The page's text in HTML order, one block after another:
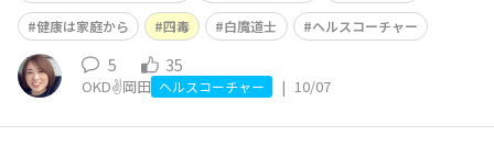
健康は家庭から
四毒 白魔道士 ヘルスコーチャー
5 35
OKD✌️岡田 ヘルスコーチャー | 10/07